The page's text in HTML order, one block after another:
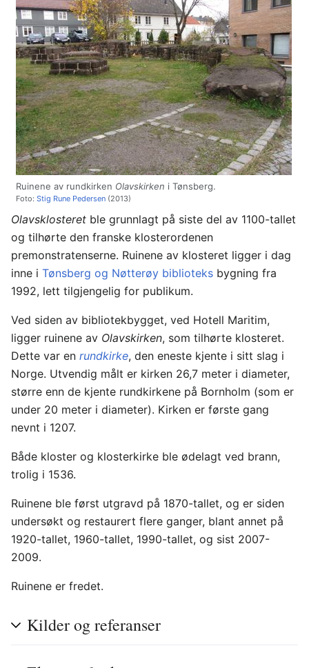
Ruinene av rundkirken Olavskirken i Tønsberg.
Foto: Stig Rune Pedersen (2013)
Olavsklosteret ble grunnlagt på siste del av 1100-tallet
og tilhørte den franske klosterordenen
premonstratenserne. Ruinene av klosteret ligger i dag
inne i Tønsberg og Nøtterøy biblioteks bygning fra
1992, lett tilgjengelig for publikum.
Ved siden av bibliotekbygget, ved Hotell Maritim,
ligger ruinene av Olavskirken, som tilhørte klosteret.
Dette var en rundkirke, den eneste kjente i sitt slag i
Norge. Utvendig målt er kirken 26,7 meter i diameter,
større enn de kjente rundkirkene på Bornholm (som er
under 20 meter i diameter). Kirken er første gang
nevnt i 1207.
Både kloster og klosterkirke ble ødelagt ved brann,
trolig i 1536.
Ruinene ble først utgravd på 1870-tallet, og er siden
undersøkt og restaurert flere ganger, blant annet på
1920-tallet, 1960-tallet, 1990-tallet, og sist 2007-
2009.
Ruinene er fredet.
Kilder og referanser